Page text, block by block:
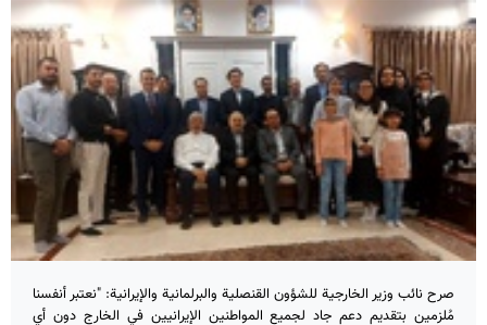
صرح نائب وزير الخارجية للشؤون القنصلية والبرلمانية والإيرانية: "نعتبر أنفسنا
مُلزمين بتقديم دعم جاد لجميع المواطنين الإيرانيين في الخارج دون أي